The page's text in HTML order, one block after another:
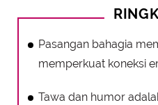
Pasangan bahagia
memperkuat koneksi
Tawa dan humor